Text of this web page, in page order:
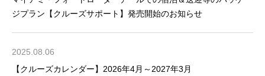
トピックス パンフレット
ジプラン【クルーズサポート】発売開始のお知らせ
2025.08.06
【クルーズカレンダー】2026年4月～2027年3月